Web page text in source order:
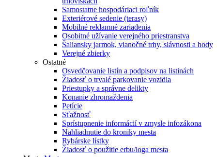
Samostatne hospodáriaci roľník
Exteriérové sedenie (terasy)
Mobilné reklamné zariadenia
Osobitné užívanie verejného priestranstva
Šaliansky jarmok, vianočné trhy, slávnosti a hody
Verejné zbierky
Ostatné
Osvedčovanie listín a podpisov na listinách
Žiadosť o trvalé parkovanie vozidla
Priestupky a správne delikty
Konanie zhromaždenia
Petície
Sťažnosť
Sprístupnenie informácií v zmysle infozákona
Nahliadnutie do kroniky mesta
Rybárske lístky
Žiadosť o použitie erbu/loga mesta